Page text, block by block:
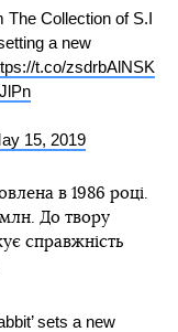
The Collection of S.I
a new
t.co/zsdrbAlNSK
15, 2019
в 1986 році.
До твору
справжність
sets a new